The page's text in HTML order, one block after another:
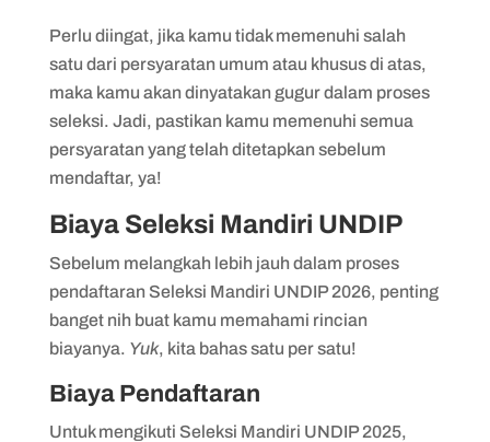
Perlu diingat, jika kamu tidak memenuhi salah
satu dari persyaratan umum atau khusus di atas,
maka kamu akan dinyatakan gugur dalam proses
seleksi. Jadi, pastikan kamu memenuhi semua
persyaratan yang telah ditetapkan sebelum
mendaftar, ya!
Biaya Seleksi Mandiri UNDIP
Sebelum melangkah lebih jauh dalam proses
pendaftaran Seleksi Mandiri UNDIP 2026, penting
banget nih buat kamu memahami rincian
biayanya. Yuk, kita bahas satu per satu!
Biaya Pendaftaran
Untuk mengikuti Seleksi Mandiri UNDIP 2025,